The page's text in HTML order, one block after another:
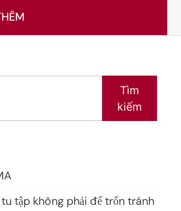
Tìm
kiếm
tập không phải để trốn tránh